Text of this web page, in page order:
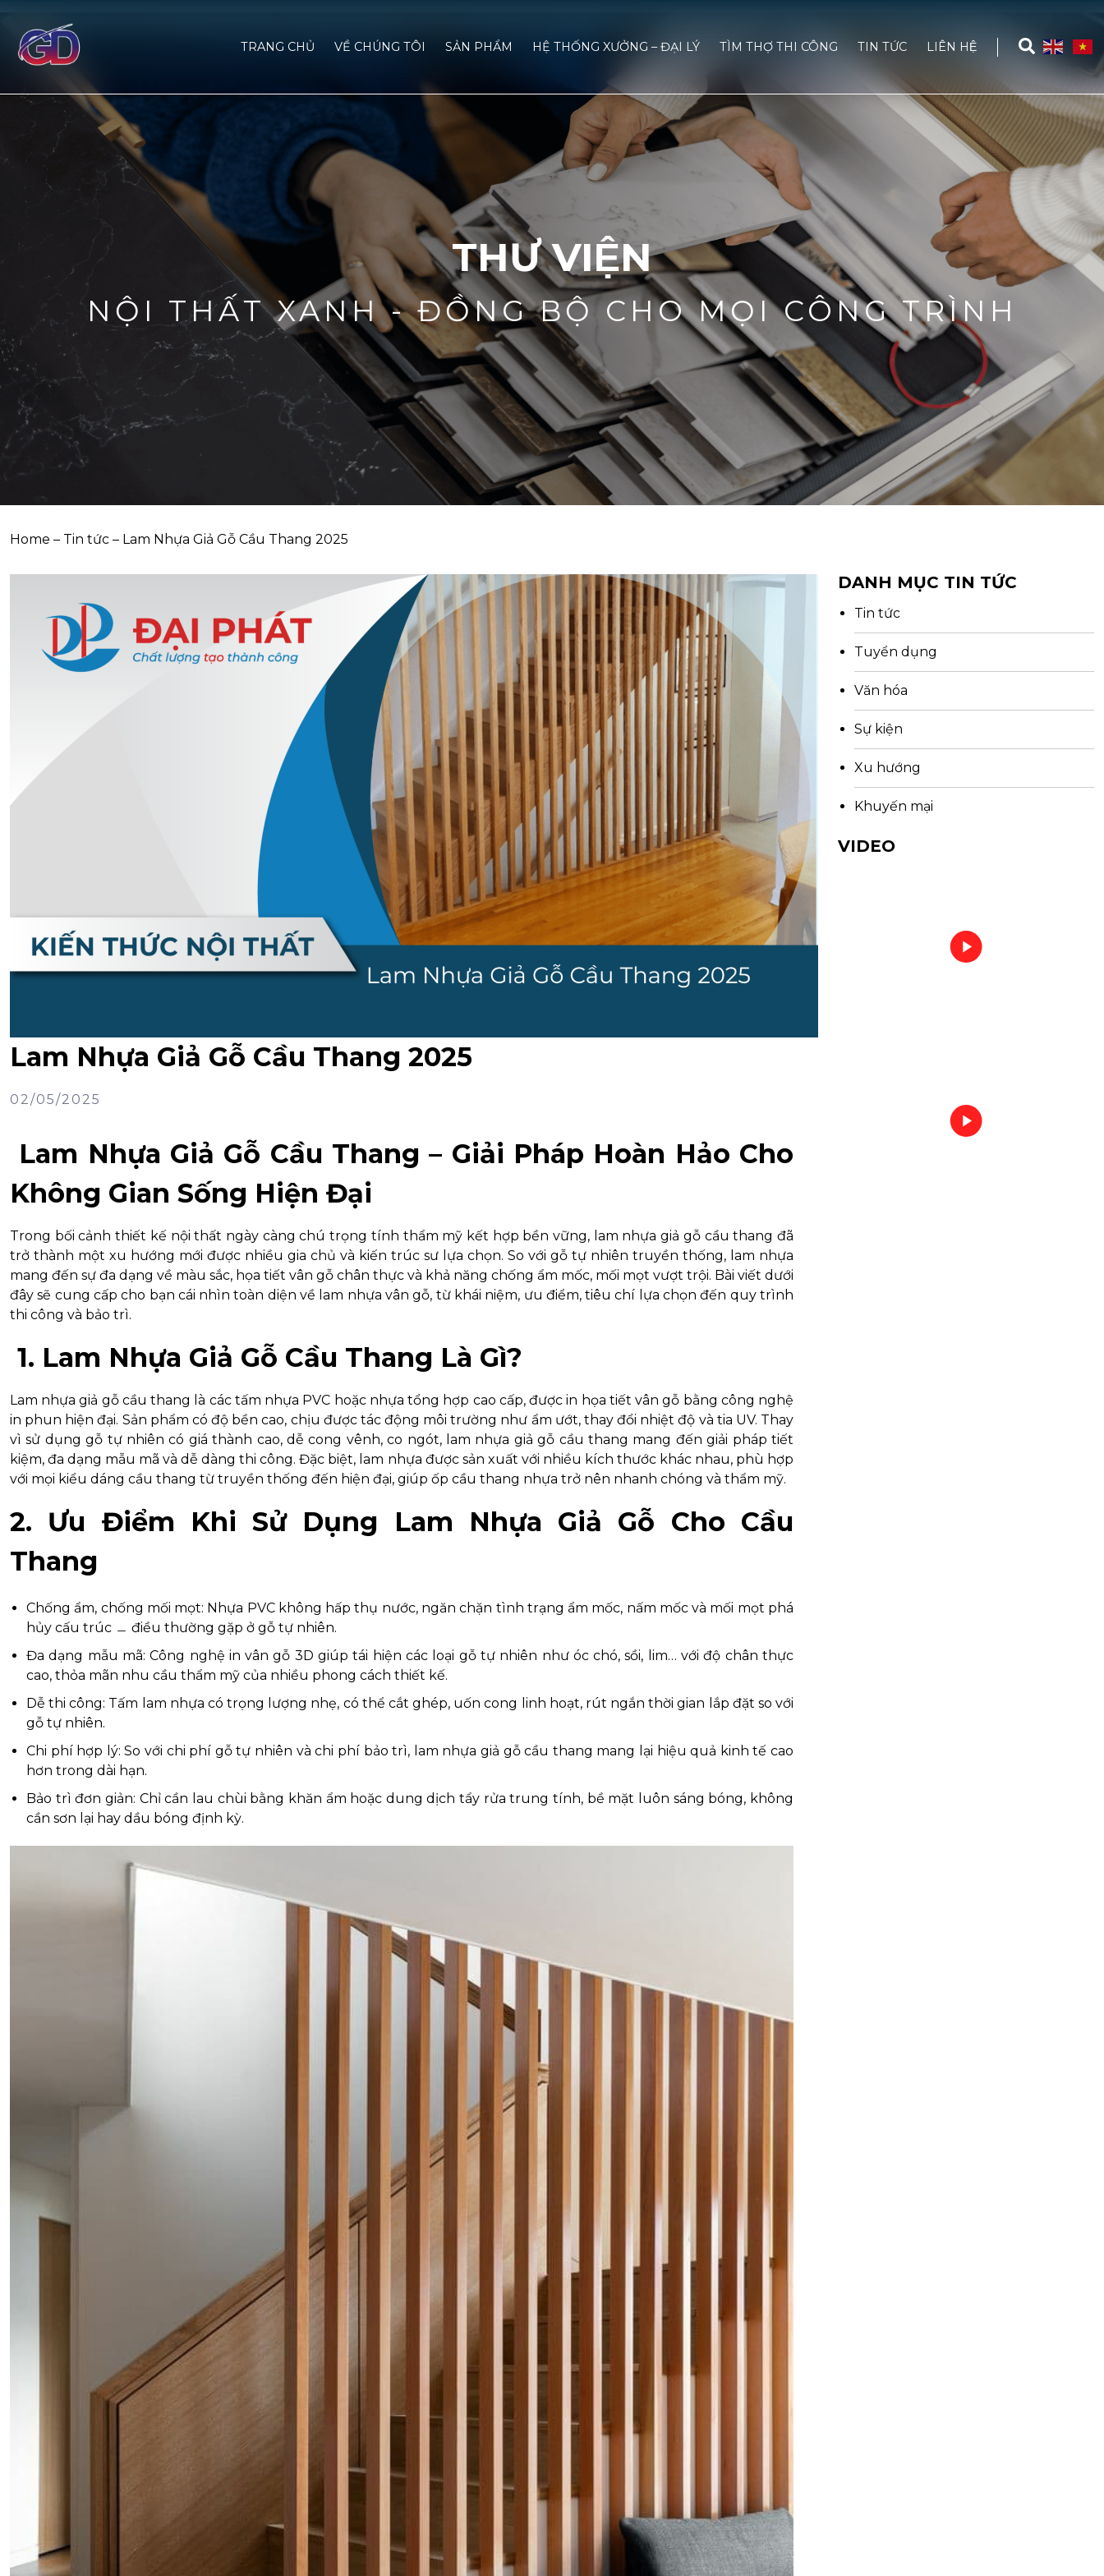
TRANG CHỦ VỀ CHÚNG TÔI SẢN PHẨM HỆ THỐNG XƯỞNG – ĐẠI LÝ TÌM THỢ THI CÔNG TIN TỨC LIÊN HỆ
THƯ VIỆN
NỘI THẤT XANH - ĐỒNG BỘ CHO MỌI CÔNG TRÌNH
Home – Tin tức – Lam Nhựa Giả Gỗ Cầu Thang 2025
Lam Nhựa Giả Gỗ Cầu Thang 2025
02/05/2025
Lam Nhựa Giả Gỗ Cầu Thang – Giải Pháp Hoàn Hảo Cho
Không Gian Sống Hiện Đại
Trong bối cảnh thiết kế nội thất ngày càng chú trọng tính thẩm mỹ kết hợp bền vững, lam nhựa giả gỗ cầu thang đã
trở thành một xu hướng mới được nhiều gia chủ và kiến trúc sư lựa chọn. So với gỗ tự nhiên truyền thống, lam nhựa
mang đến sự đa dạng về màu sắc, họa tiết vân gỗ chân thực và khả năng chống ẩm mốc, mối mọt vượt trội. Bài viết dưới
đây sẽ cung cấp cho bạn cái nhìn toàn diện về lam nhựa vân gỗ, từ khái niệm, ưu điểm, tiêu chí lựa chọn đến quy trình
thi công và bảo trì.
1. Lam Nhựa Giả Gỗ Cầu Thang Là Gì?
Lam nhựa giả gỗ cầu thang là các tấm nhựa PVC hoặc nhựa tổng hợp cao cấp, được in họa tiết vân gỗ bằng công nghệ
in phun hiện đại. Sản phẩm có độ bền cao, chịu được tác động môi trường như ẩm ướt, thay đổi nhiệt độ và tia UV. Thay
vì sử dụng gỗ tự nhiên có giá thành cao, dễ cong vênh, co ngót, lam nhựa giả gỗ cầu thang mang đến giải pháp tiết
kiệm, đa dạng mẫu mã và dễ dàng thi công. Đặc biệt, lam nhựa được sản xuất với nhiều kích thước khác nhau, phù hợp
với mọi kiểu dáng cầu thang từ truyền thống đến hiện đại, giúp ốp cầu thang nhựa trở nên nhanh chóng và thẩm mỹ.
2. Ưu Điểm Khi Sử Dụng Lam Nhựa Giả Gỗ Cho Cầu
Thang
Chống ẩm, chống mối mọt: Nhựa PVC không hấp thụ nước, ngăn chặn tình trạng ẩm mốc, nấm mốc và mối mọt phá
hủy cấu trúc ﹘ điều thường gặp ở gỗ tự nhiên.
Đa dạng mẫu mã: Công nghệ in vân gỗ 3D giúp tái hiện các loại gỗ tự nhiên như óc chó, sồi, lim… với độ chân thực
cao, thỏa mãn nhu cầu thẩm mỹ của nhiều phong cách thiết kế.
Dễ thi công: Tấm lam nhựa có trọng lượng nhẹ, có thể cắt ghép, uốn cong linh hoạt, rút ngắn thời gian lắp đặt so với
gỗ tự nhiên.
Chi phí hợp lý: So với chi phí gỗ tự nhiên và chi phí bảo trì, lam nhựa giả gỗ cầu thang mang lại hiệu quả kinh tế cao
hơn trong dài hạn.
Bảo trì đơn giản: Chỉ cần lau chùi bằng khăn ẩm hoặc dung dịch tẩy rửa trung tính, bề mặt luôn sáng bóng, không
cần sơn lại hay dầu bóng định kỳ.
DANH MỤC TIN TỨC
Tin tức
Tuyển dụng
Văn hóa
Sự kiện
Xu hướng
Khuyến mại
VIDEO